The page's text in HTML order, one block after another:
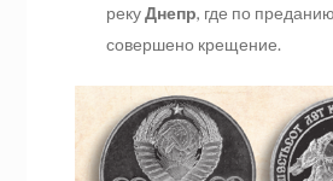
рекуДнепр, где по
совершено крещение.